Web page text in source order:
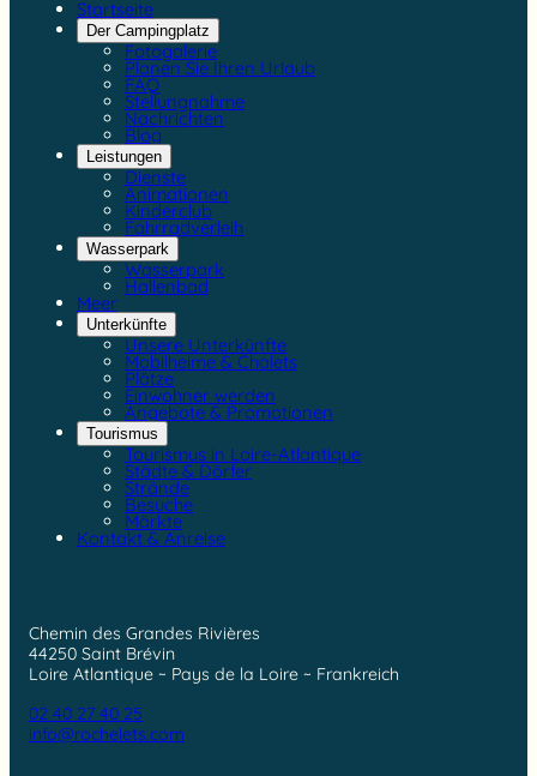
Startseite
Der Campingplatz
Fotogalerie
Planen Sie Ihren Urlaub
FAQ
Stellungnahme
Nachrichten
Blog
Leistungen
Dienste
Animationen
Kinderclub
Fahrradverleih
Wasserpark
Wasserpark
Hallenbad
Meer
Unterkünfte
Unsere Unterkünfte
Mobilheime & Chalets
Plätze
Einwohner werden
Angebote & Promotionen
Tourismus
Tourismus in Loire-Atlantique
Städte & Dörfer
Strände
Besuche
Märkte
Kontakt & Anreise
Chemin des Grandes Rivières
44250 Saint Brévin
Loire Atlantique ~ Pays de la Loire ~ Frankreich
02 40 27 40 25
info@rochelets.com